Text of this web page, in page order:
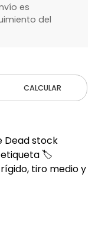
es
del
CALCULAR
Dead stock
etiqueta 🏷️
tiro medio y